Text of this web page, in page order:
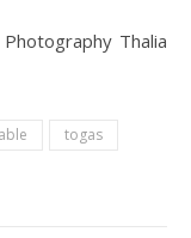
togas